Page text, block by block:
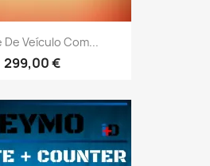
De Veículo Com...
299,00 €